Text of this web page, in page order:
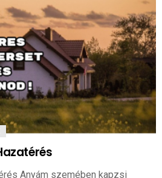
Anyám szemében kapzsi